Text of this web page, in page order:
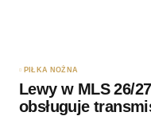
PIŁKA NOŻNA
Lewy w MLS 26/
obsługuje